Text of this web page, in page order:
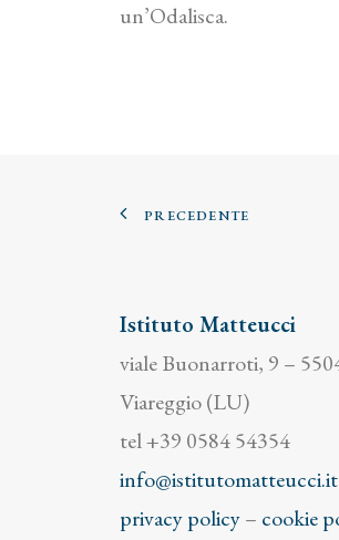
un’Odalisca.
PRECEDENTE
Istituto Matteucci
viale Buonarroti, 9 –
Viareggio (LU)
tel +39 0584 54354
info@istitutomatteucci.it
privacy policy– cookie